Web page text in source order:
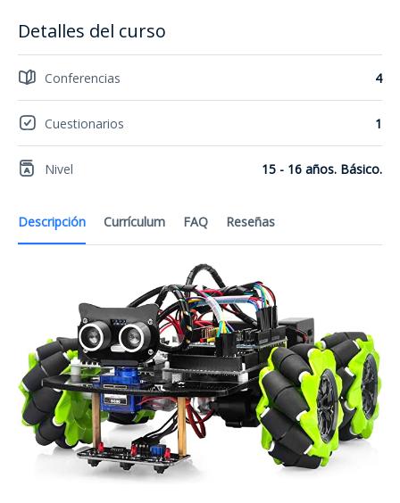
Descripción Currículum FAQ Reseñas
Detalles del curso
Conferencias 4
Cuestionarios 1
Nivel 15 - 16 años. Básico.